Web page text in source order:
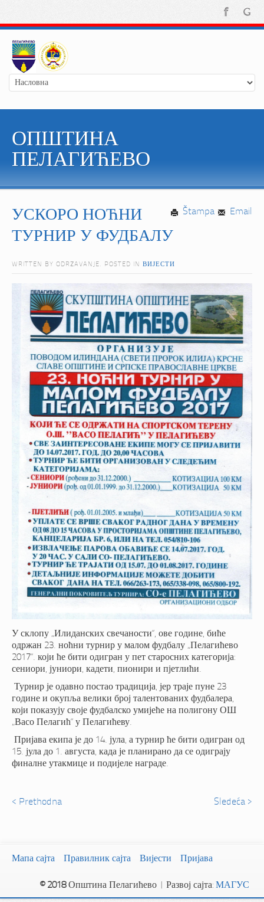
ОПШТИНА
ПЕЛАГИЋЕВО
Email
Štampa
УСКОРО НОЋНИ
ТУРНИР У ФУДБАЛУ
WRITTEN BY ODRZAVANJE. POSTED IN ВИЈЕСТИ
У склопу „Илиданских свечаности“, ове године, биће
одржан 23. ноћни турнир у малом фудбалу „Пелагићево
2017“. који ће бити одигран у пет старосних категорија:
сениори, јуниори, кадети, пионири и пјетлићи.
Турнир је одавно постао традиција, јер траје пуне 23
године и окупља велики број талентованих фудбалера,
који показују своје фудбалско умијеће на полигону ОШ
„Васо Пелагић“ у Пелагићеву.
Пријава екипа је до 14. јула, а турнир ће бити одигран од
15. јула до 1. августа, када је планирано да се одиграју
финалне утакмице и подијеле награде.
< Prethodna Sledeća >
Мапа сајта Правилник сајта Вијести Пријава
© 2018Општина Пелагићево | Развој сајта: МАГУС